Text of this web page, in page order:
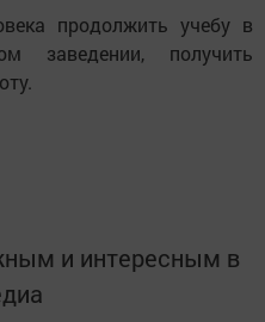
продолжить учебу в
заведении, получить
и интересным в